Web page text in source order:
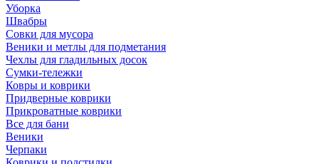
Уборка
Швабры
Совки для мусора
Веники и метлы для подметания
Чехлы для гладильных досок
Сумки-тележки
Ковры и коврики
Придверные коврики
Прикроватные коврики
Все для бани
Веники
Черпаки